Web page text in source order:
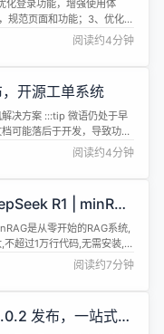
化登录功能，增强使用体
规范页面和功能；3、优化个
4、优化重构系统核心组
化配置管理功能模块；6、优
、优化系统架构，重新设计
户反馈的问题； 一款
阅读约4分钟
开源工单系统
决方案 :::tip 微语仍处于早
可能落后于开发，导致功能
布的软件版本为准 ::: 语言
IM 局域网即时通讯 企业成员
渠道客服 多渠道接入 人工客
接大模型L 自定义知识库 AI
阅读约4分钟
R1 | minRAG
是从零开始的RAG系统,
超过1万行代码,无需安装,双
AI、百度千帆、腾讯云
火山引擎等AI平台. 使用
,使用Vec实现向量检索,实
阅读约7分钟
发布，一站式企